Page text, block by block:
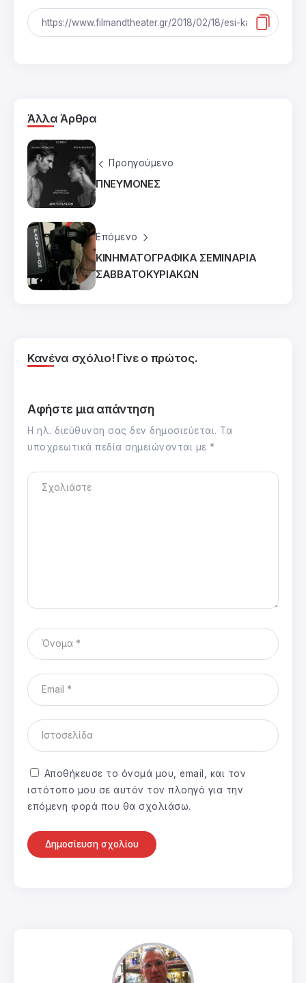
Άλλα Άρθρα
Προηγούμενο
ΠΝΕΥΜΟΝΕΣ
Επόμενο
ΚΙΝΗΜΑΤΟΓΡΑΦΙΚΑ ΣΕΜΙΝΑΡΙΑ
ΣΑΒΒΑΤΟΚΥΡΙΑΚΩΝ
Κανένα σχόλιο! Γίνε ο πρώτος.
Αφήστε μια απάντηση
Η ηλ. διεύθυνση σας δεν δημοσιεύεται. Τα
υποχρεωτικά πεδία σημειώνονται με *
Αποθήκευσε το όνομά μου, email, και τον
ιστότοπο μου σε αυτόν τον πλοηγό για την
επόμενη φορά που θα σχολιάσω.